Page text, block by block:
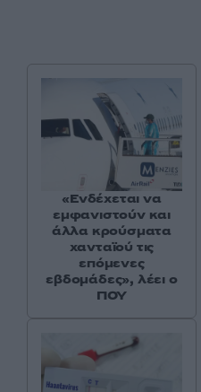
«Ενδέχεται να
εμφανιστούν και
άλλα κρούσματα
χανταϊού τις
επόμενες
εβδομάδες», λέει ο
ΠΟΥ